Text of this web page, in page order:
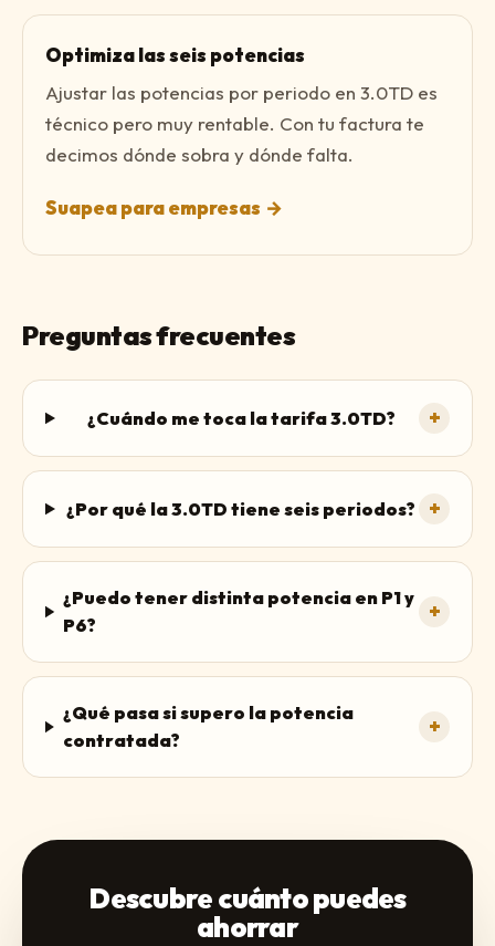
Optimiza las seis potencias
Ajustar las potencias por periodo en 3.0TD es
técnico pero muy rentable. Con tu factura te
decimos dónde sobra y dónde falta.
Suapea para empresas →
Preguntas frecuentes
¿Cuándo me toca la tarifa 3.0TD? +
¿Por qué la 3.0TD tiene seis periodos? +
¿Puedo tener distinta potencia en P1 y
P6?
+
¿Qué pasa si supero la potencia
contratada?
+
Descubre cuánto puedes
ahorrar